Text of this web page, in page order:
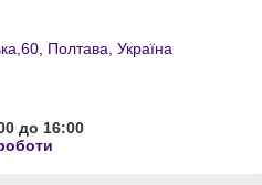
Полтава, Україна
до 16:00